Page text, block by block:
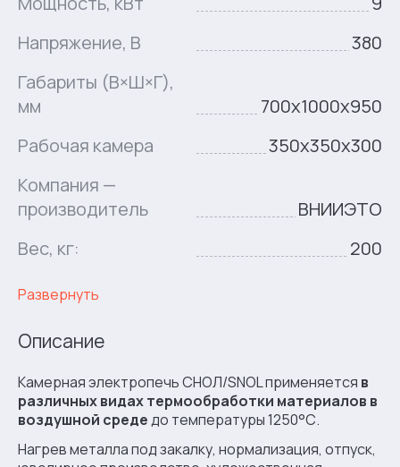
Напряжение, В
380
Габариты (В×Ш×Г),
мм
700x1000x950
Рабочая камера
350x350x300
Компания —
производитель
ВНИИЭТО
Вес, кг:
200
Развернуть
Описание
Камерная электропечь СНОЛ/SNOL применяется в
различных видах термообработки материалов в
воздушной средедо температуры 1250°С.
Нагрев металла под закалку, нормализация, отпуск,